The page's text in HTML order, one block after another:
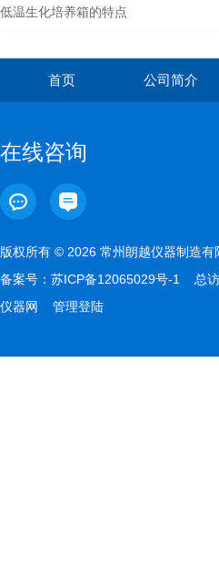
低温生化培养箱的特点
首页 公司简介
在线咨询
版权所有 © 2026 常州朗越仪器制造
备案号： 苏ICP备12065029号-1 总访
仪器网
管理登陆